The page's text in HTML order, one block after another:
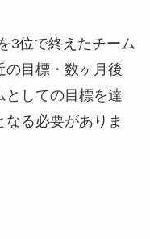
3位で終えたチーム
の目標・数ヶ月後
としての目標を達
る必要がありま